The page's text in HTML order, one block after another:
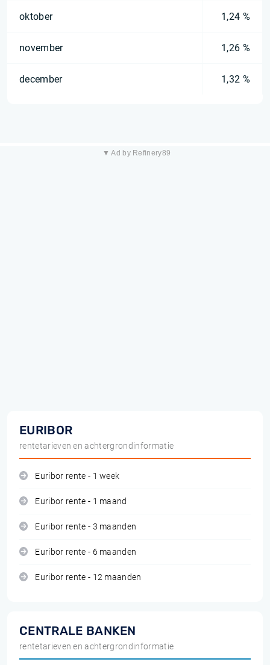
oktober 1,24 %
november 1,26 %
december 1,32 %
▼ Ad by Refinery89
EURIBOR
rentetarieven en achtergrondinformatie
Euribor rente - 1 week
Euribor rente - 1 maand
Euribor rente - 3 maanden
Euribor rente - 6 maanden
Euribor rente - 12 maanden
CENTRALE BANKEN
rentetarieven en achtergrondinformatie